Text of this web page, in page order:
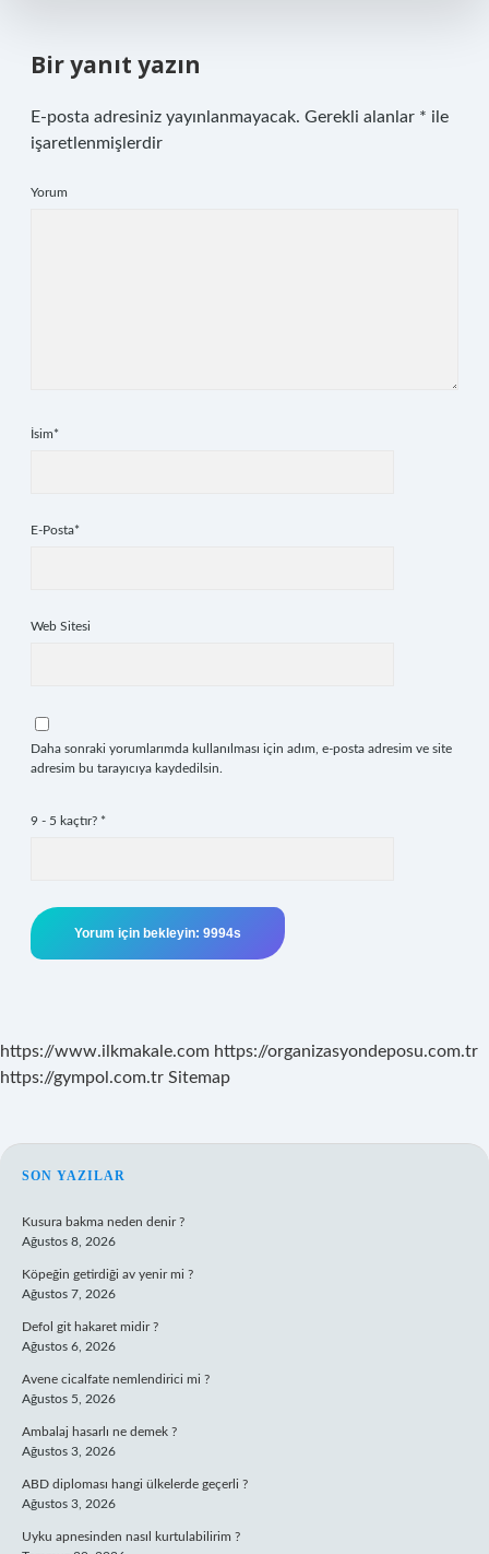
Bir yanıt yazın
E-posta adresiniz yayınlanmayacak. Gerekli alanlar * ile
işaretlenmişlerdir
Yorum
İsim*
E-Posta*
Web Sitesi
Daha sonraki yorumlarımda kullanılması için adım, e-posta adresim ve site
adresim bu tarayıcıya kaydedilsin.
9 - 5 kaçtır? *
https://www.ilkmakale.com https://organizasyondeposu.com.tr
https://gympol.com.tr Sitemap
SIDEBAR
SON YAZILAR
Kusura bakma neden denir ?
Ağustos 8, 2026
Köpeğin getirdiği av yenir mi ?
Ağustos 7, 2026
Defol git hakaret midir ?
Ağustos 6, 2026
Avene cicalfate nemlendirici mi ?
Ağustos 5, 2026
Ambalaj hasarlı ne demek ?
Ağustos 3, 2026
ABD diploması hangi ülkelerde geçerli ?
Ağustos 3, 2026
Uyku apnesinden nasıl kurtulabilirim ?